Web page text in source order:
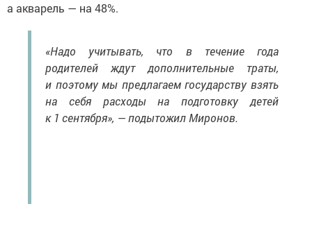
а акварель — на 48%.
«Надо учитывать, что в течение года
родителей ждут дополнительные траты,
и поэтому мы предлагаем государству взять
на себя расходы на подготовку детей
к 1 сентября», — подытожил Миронов.